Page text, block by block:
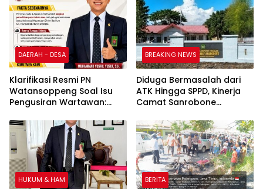
DAERAH - DESA
Klarifikasi Resmi PN
Watansoppeng Soal Isu
Pengusiran Wartawan:
Penertiban Fasilitas PTSP
BREAKING NEWS
Diduga Bermasalah dari
ATK Hingga SPPD, Kinerja
Camat Sanrobone
HUKUM & HAM BERITA